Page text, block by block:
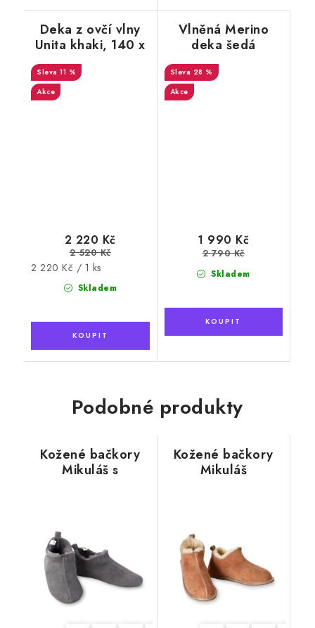
Deka z ovčí vlny
Unita khaki, 140 x
200 cm
11 %
Akce
Skladem
2 220 Kč
2 520 Kč
Měrná
2 220 Kč / 1 ks
Vlněná Merino
deka šedá
140x200 cm,
australské merino
28 %
Akce
Skladem
1 990 Kč
2 790 Kč
Podobné produkty
Kožené bačkory
Mikuláš s
Kožené bačkory
Mikuláš